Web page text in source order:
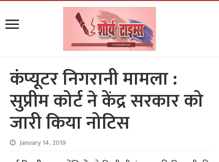
कंप्यूटर निगरानी मामला :
सुप्रीम कोर्ट ने केंद्र सरकार को
जारी किया नोटिस
January 14, 2019